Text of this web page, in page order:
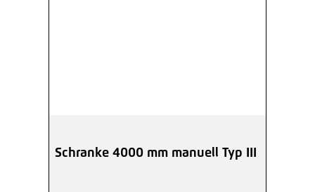
Schranke 4000 mm manuell Typ III